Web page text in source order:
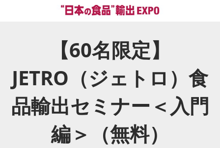
【60名限定】
JETRO（ジェトロ）食
品輸出セミナー＜入門
編＞（無料）